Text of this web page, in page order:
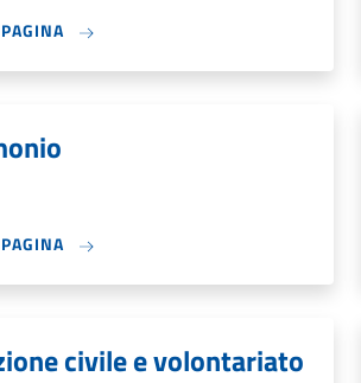
civile e volontariato